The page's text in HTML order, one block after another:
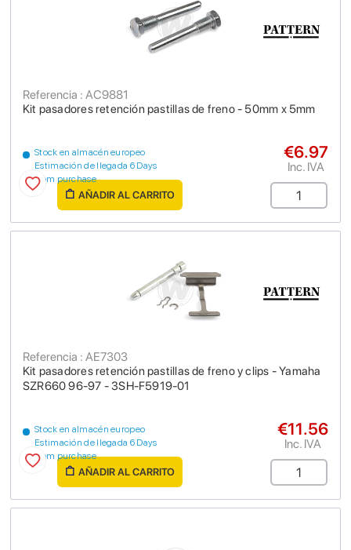
Kit pasadores retención pastillas de freno - 50mm x 5mm
Referencia : AC9881
Stock en almacén europeo
Estimación de llegada 6 Days
from purchase
€6.97
Inc. IVA
AÑADIR AL CARRITO
Kit pasadores retención pastillas de freno y clips - Yamaha
SZR660 96-97 - 3SH-F5919-01
Referencia : AE7303
Stock en almacén europeo
Estimación de llegada 6 Days
from purchase
€11.56
Inc. IVA
AÑADIR AL CARRITO